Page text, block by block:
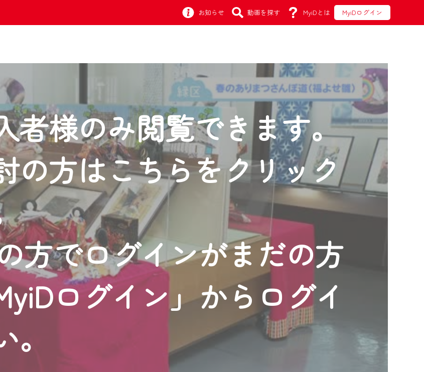
お知らせ 動画を探す MyiDとは MyiDログイン
者様のみ閲覧できます。
の方はこちらをクリック
方でログインがまだの方
ログイン」からログイ
お知らせ
年9月24日からリニューアルします！
動画コンテンツが一目瞭然。
も・どこでも・外出先でも！
番組をご視聴いただけます！
ービス向上のため、
、一部コンテンツを除き、
ページ※』へのログインが必要となります。
いたします。
要となります。
各種サービスをご利用頂くためのIDです。
で設定できます。
スでも作成可能です）
登録はこちら
ご視聴いただけます。